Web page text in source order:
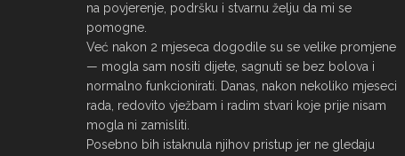
na povjerenje, podršku i stvarnu želju da mi se
pomogne.
Već nakon 2 mjeseca dogodile su se velike promjene
— mogla sam nositi dijete, sagnuti se bez bolova i
normalno funkcionirati. Danas, nakon nekoliko mjeseci
rada, redovito vježbam i radim stvari koje prije nisam
mogla ni zamisliti.
Posebno bih istaknula njihov pristup jer ne gledaju